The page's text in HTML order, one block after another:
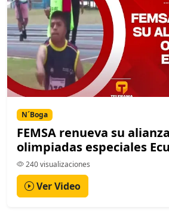
N´Boga
FEMSA renueva su
olimpiadas especiales
240 visualizaciones
Ver Video